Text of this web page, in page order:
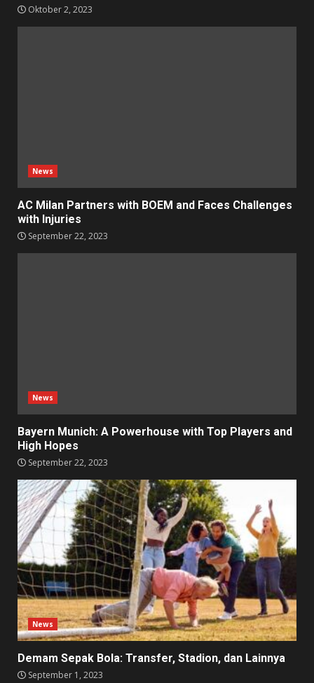
Oktober 2, 2023
News
AC Milan Partners with BOEM and Faces Challenges
with Injuries
September 22, 2023
News
Bayern Munich: A Powerhouse with Top Players and
High Hopes
September 22, 2023
News
Demam Sepak Bola: Transfer, Stadion, dan Lainnya
September 1, 2023